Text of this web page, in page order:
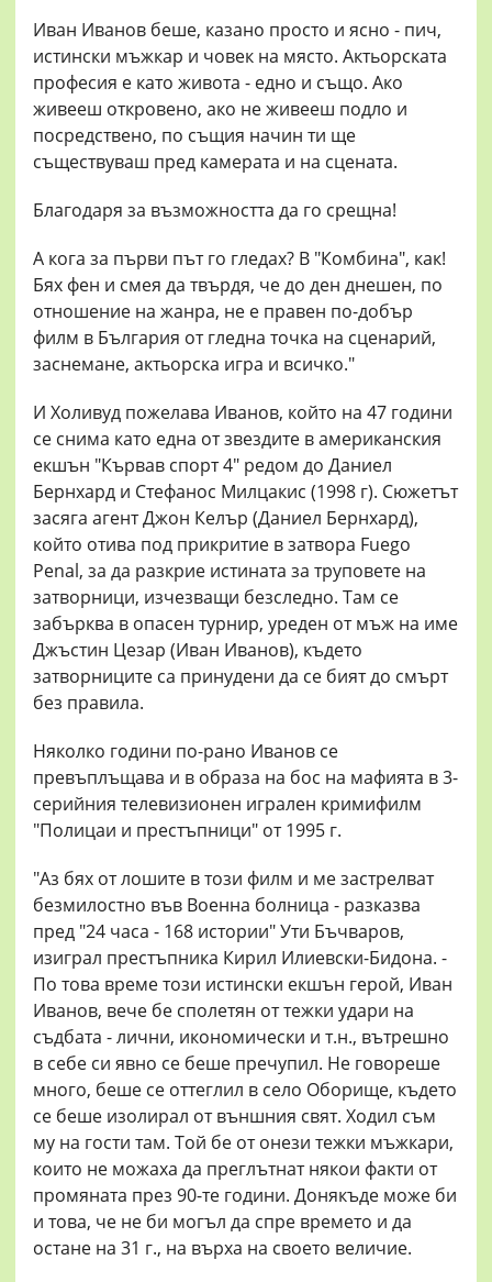
Иван Иванов беше, казано просто и ясно - пич,
истински мъжкар и човек на място. Актьорската
професия е като живота - едно и също. Ако
живееш откровено, ако не живееш подло и
посредствено, по същия начин ти ще
съществуваш пред камерата и на сцената.
Благодаря за възможността да го срещна!
А кога за първи път го гледах? В "Комбина", как!
Бях фен и смея да твърдя, че до ден днешен, по
отношение на жанра, не е правен по-добър
филм в България от гледна точка на сценарий,
заснемане, актьорска игра и всичко."
И Холивуд пожелава Иванов, който на 47 години
се снима като една от звездите в американския
екшън "Кървав спорт 4" редом до Даниел
Бернхард и Стефанос Милцакис (1998 г). Сюжетът
засяга агент Джон Келър (Даниел Бернхард),
който отива под прикритие в затвора Fuego
Penal, за да разкрие истината за труповете на
затворници, изчезващи безследно. Там се
забърква в опасен турнир, уреден от мъж на име
Джъстин Цезар (Иван Иванов), където
затворниците са принудени да се бият до смърт
без правила.
Няколко години по-рано Иванов се
превъплъщава и в образа на бос на мафията в 3-
серийния телевизионен игрален кримифилм
"Полицаи и престъпници" от 1995 г.
"Аз бях от лошите в този филм и ме застрелват
безмилостно във Военна болница - разказва
пред "24 часа - 168 истории" Ути Бъчваров,
изиграл престъпника Кирил Илиевски-Бидона. -
По това време този истински екшън герой, Иван
Иванов, вече бе сполетян от тежки удари на
съдбата - лични, икономически и т.н., вътрешно
в себе си явно се беше пречупил. Не говореше
много, беше се оттеглил в село Оборище, където
се беше изолирал от външния свят. Ходил съм
му на гости там. Той бе от онези тежки мъжкари,
които не можаха да преглътнат някои факти от
промяната през 90-те години. Донякъде може би
и това, че не би могъл да спре времето и да
остане на 31 г., на върха на своето величие.